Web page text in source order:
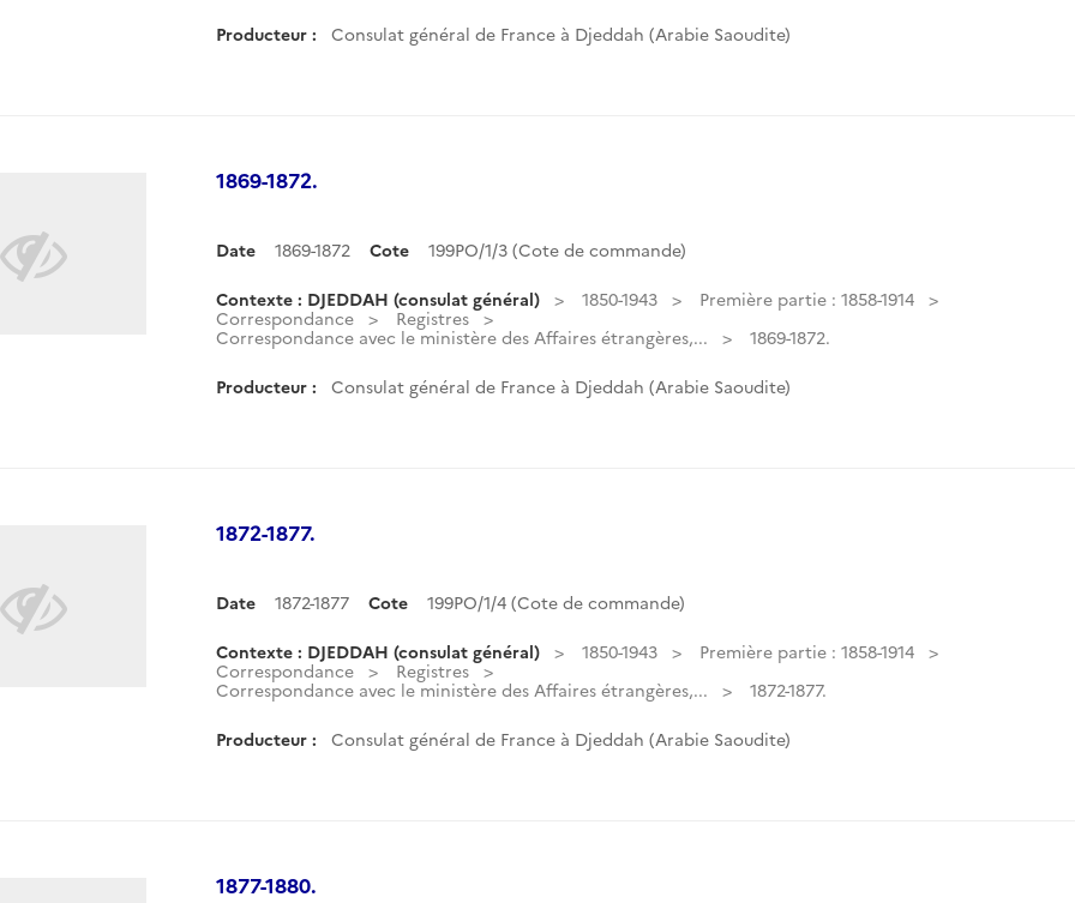
Producteur : Consulat général de France à Djeddah (Arabie Saoudite)
1869-1872.
Date 1869-1872 Cote 199PO/1/3 (Cote de commande)
Contexte : DJEDDAH (consulat général) 1850-1943
Première partie : 1858-1914
Correspondance
Registres
Correspondance avec le ministère des Affaires étrangères,...
1869-1872.
Producteur : Consulat général de France à Djeddah (Arabie Saoudite)
1872-1877.
Date 1872-1877 Cote 199PO/1/4 (Cote de commande)
Contexte : DJEDDAH (consulat général) 1850-1943
Première partie : 1858-1914
Correspondance
Registres
Correspondance avec le ministère des Affaires étrangères,...
1872-1877.
Producteur : Consulat général de France à Djeddah (Arabie Saoudite)
1877-1880.